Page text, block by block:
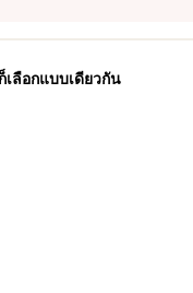
ลือกแบบเดียวกัน